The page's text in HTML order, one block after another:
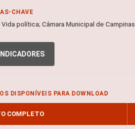
CHAVE
política; Câmara Municipal de Campinas
INDICADORES
DISPONÍVEIS PARA DOWNLOAD
COMPLETO